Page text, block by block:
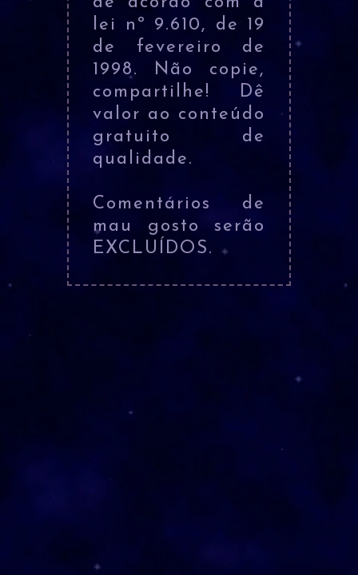
lei nº 9.610, de 19
de fevereiro de
1998. Não copie,
compartilhe! Dê
valor ao conteúdo
gratuito de
qualidade.
Comentários de
mau gosto serão
EXCLUÍDOS.